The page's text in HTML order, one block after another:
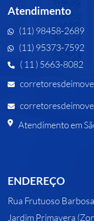
Atendimento
(11) 98458-2689
(11) 95373-7592
( 11 ) 5663-8082
Atendimento em
ENDEREÇO
Rua Frutuoso
Jardim Primavera